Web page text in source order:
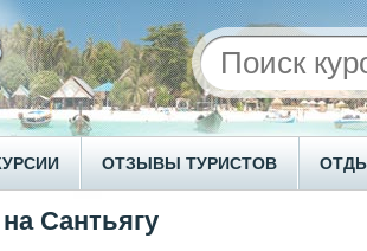
ОТЗЫВЫ ТУРИСТОВ
Сантьягу